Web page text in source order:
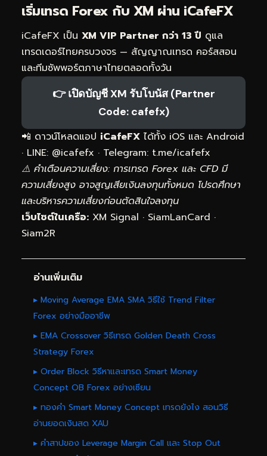
เริ่มเทรด Forex กับ XM ผ่าน iCafeFX
iCafeFX เป็น XM VIP Partner กว่า 13 ปี ดูแล
เทรดเดอร์ไทยครบวงจร — สัญญาณเทรด คอร์สสอน
และทีมซัพพอร์ตภาษาไทยตลอดทั้งวัน
👉 เปิดบัญชี XM รับโบนัส (Partner
Code: cafefx)
📲 ดาวน์โหลดแอป iCafeFX ได้ทั้ง iOS และ Android
· LINE: @icafefx · Telegram: t.me/icafefx
⚠️ คำเตือนความเสี่ยง: การเทรด Forex และ CFD มี
ความเสี่ยงสูง อาจสูญเสียเงินลงทุนทั้งหมด โปรดศึกษา
และบริหารความเสี่ยงก่อนตัดสินใจลงทุน
เว็บไซต์ในเครือ: XM Signal · SiamLanCard ·
Siam2R
อ่านเพิ่มเติม
▸ Moving Average EMA SMA วิธีใช้ Trend Filter
Forex อย่างมืออาชีพ
▸ EMA Crossover วิธีเทรด Golden Death Cross
Strategy Forex
▸ Order Block วิธีหาและเทรด Smart Money
Concept OB Forex อย่างเซียน
▸ ทองคำ Smart Money Concept เทรดยังไง สอนวิธี
อ่านยอดเงินสด XAU
▸ คำสาปของ Leverage Margin Call และ Stop Out